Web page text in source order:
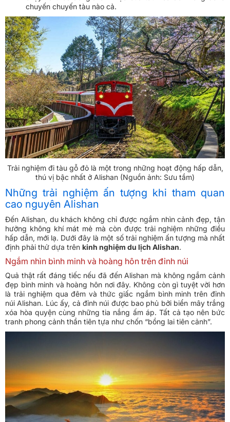
chuyến chuyến tàu nào cả.
Trải nghiệm đi tàu gỗ đỏ là một trong những hoạt động hấp dẫn,
thú vị bậc nhất ở Alishan (Nguồn ảnh: Sưu tầm)
Những trải nghiệm ấn tượng khi tham quan
cao nguyên Alishan
Đến Alishan, du khách không chỉ được ngắm nhìn cảnh đẹp, tận
hưởng không khí mát mẻ mà còn được trải nghiệm những điều
hấp dẫn, mới lạ. Dưới đây là một số trải nghiệm ấn tượng mà nhất
định phải thử dựa trên kinh nghiệm du lịch Alishan.
Ngắm nhìn bình minh và hoàng hôn trên đỉnh núi
Quả thật rất đáng tiếc nếu đã đến Alishan mà không ngắm cảnh
đẹp bình minh và hoàng hôn nơi đây. Không còn gì tuyệt vời hơn
là trải nghiệm qua đêm và thức giấc ngắm bình minh trên đỉnh
núi Alishan. Lúc ấy, cả đỉnh núi được bao phủ bởi biển mây trắng
xóa hòa quyện cùng những tia nắng ấm áp. Tất cả tạo nên bức
tranh phong cảnh thần tiên tựa như chốn “bồng lai tiên cảnh”.